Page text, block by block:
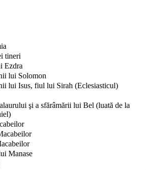
tineri
Ezdra
lui Solomon
lui Isus, fiul lui Sirah (Eclesiasticul)
şi a sfărâmării lui Bel (luată de la
Manase